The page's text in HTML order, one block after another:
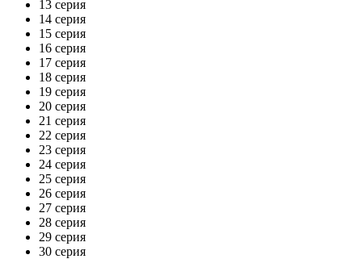
13 серия
14 серия
15 серия
16 серия
17 серия
18 серия
19 серия
20 серия
21 серия
22 серия
23 серия
24 серия
25 серия
26 серия
27 серия
28 серия
29 серия
30 серия